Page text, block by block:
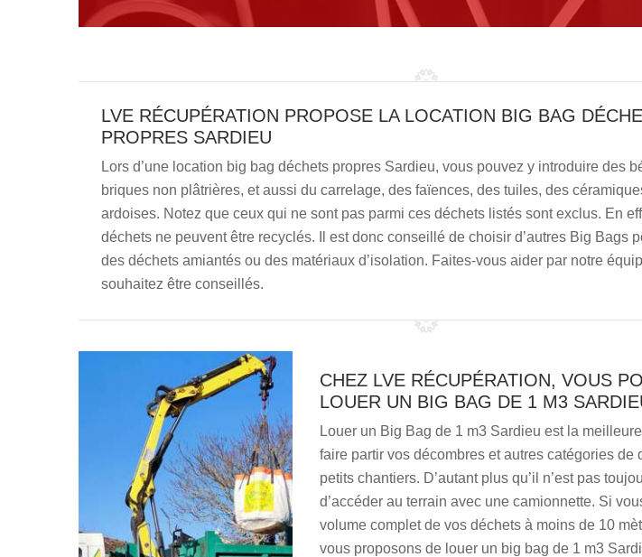
LVE RÉCUPÉRATION PROPOSE LA LOCATION BIG BAG
PROPRES SARDIEU
Lors d’une location big bag déchets propres Sardieu, vous pouvez y introduire des
briques non plâtrières, et aussi du carrelage, des faïences, des tuiles, des
ardoises. Notez que ceux qui ne sont pas parmi ces déchets listés sont exclus. En
déchets ne peuvent être recyclés. Il est donc conseillé de choisir d’autres Big Bags
des déchets amiantés ou des matériaux d’isolation. Faites-vous aider par notre
souhaitez être conseillés.
CHEZ LVE RÉCUPÉRATION, VOUS
LOUER UN BIG BAG DE 1 M3
Louer un Big Bag de 1 m3 Sardieu est la
faire partir vos décombres et autres catégories de
petits chantiers. D’autant plus qu’il n’est pas
d’accéder au terrain avec une camionnette. Si
volume complet de vos déchets à moins de 10
vous proposons de louer un big bag de 1 m3